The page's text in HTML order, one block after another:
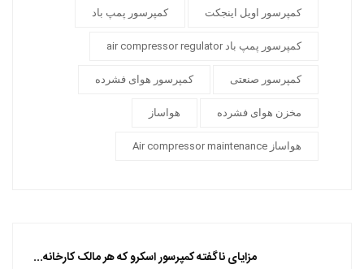
کمپرسور اویل اینجکت کمپرسور پمپ باد
کمپرسور پمپ باد air compressor regulator
کمپرسور صنعتی کمپرسور هوای فشرده
مخزن هوای فشرده هواساز
هواساز Air compressor maintenance
مزایای ناگفته کمپرسور اسکرو که هر مالک کارخانه...